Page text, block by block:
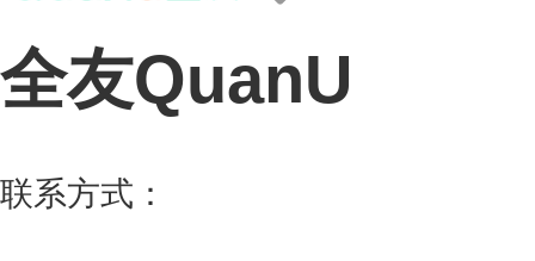
全友QuanU
联系方式：